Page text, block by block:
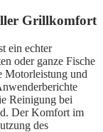
Grillkomfort
ein echter
oder ganze Fische
Motorleistung und
Reinigung bei
Der Komfort im
des